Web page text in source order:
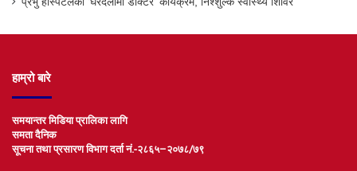
हाम्रो बारे
समयान्तर मिडिया प्रालिका लागि
समता दैनिक
सूचना तथा प्रसारण विभाग दर्ता नं.-२८६५–२०७८/७९